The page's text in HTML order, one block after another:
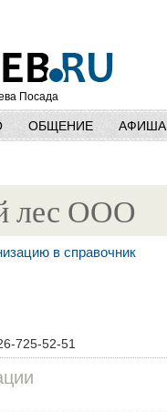
Посада
ОБЩЕНИЕ АФИША
лес ООО
в справочник
725-52-51